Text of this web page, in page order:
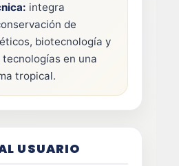
integra
de
biotecnología y
en una
tropical.
USUARIO